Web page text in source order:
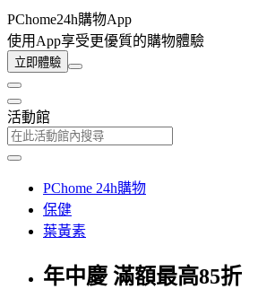
PChome24h購物App
使用App享受更優質的購物體驗
立即體驗
活動館
PChome 24h購物
保健
葉黃素
年中慶 滿額最高85折